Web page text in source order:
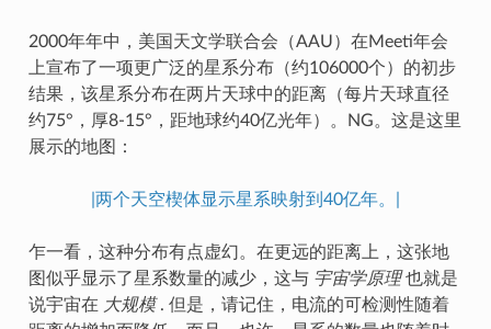
2000年年中，美国天文学联合会（AAU）在Meeti年会
上宣布了一项更广泛的星系分布（约106000个）的初步
结果，该星系分布在两片天球中的距离（每片天球直径
约75°，厚8-15°，距地球约40亿光年）。NG。这是这里
展示的地图：
|两个天空楔体显示星系映射到40亿年。|
乍一看，这种分布有点虚幻。在更远的距离上，这张地
图似乎显示了星系数量的减少，这与 宇宙学原理也就是
说宇宙在 大规模. 但是，请记住，电流的可检测性随着